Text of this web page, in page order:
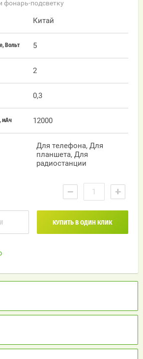
фонарь-подсветку
Китай
Вольт 5
2
0,3
мАч 12000
Для телефона, Для
планшета, Для
радиостанции
− +
КУПИТЬ В ОДИН КЛИК